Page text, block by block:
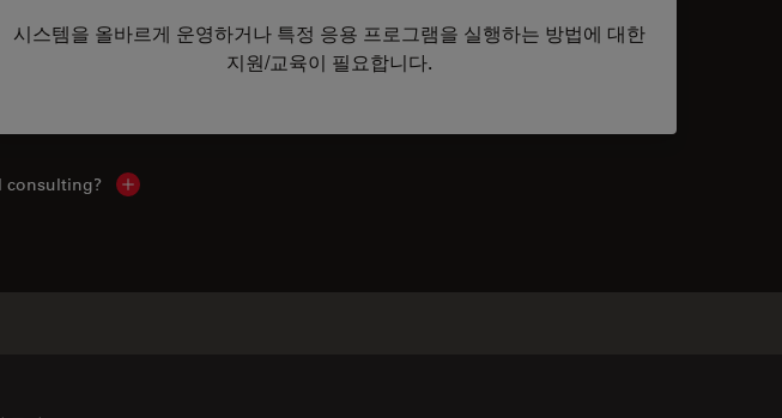
시스템을 올바르게 운영하거나 특정 응용 프로그램을 실행하는 방법에 대한
지원/교육이 필요합니다.
consulting? Show local contacts